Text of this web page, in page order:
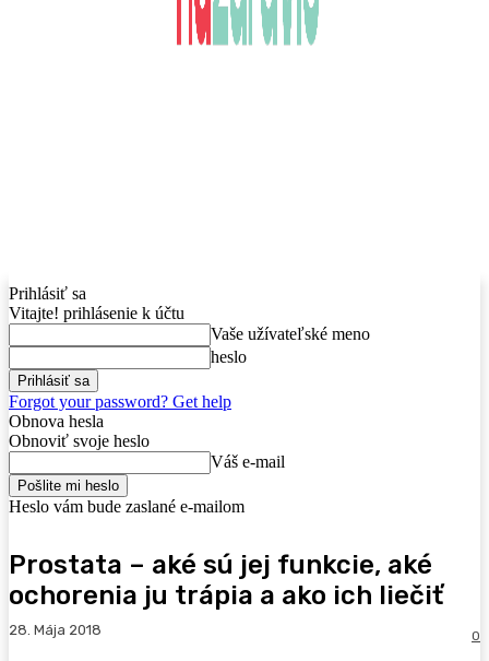
Prihlásiť sa
Vitajte! prihlásenie k účtu
Vaše užívateľské meno
heslo
Forgot your password? Get help
Obnova hesla
Obnoviť svoje heslo
Váš e-mail
Heslo vám bude zaslané e-mailom
Prostata – aké sú jej funkcie, aké
ochorenia ju trápia a ako ich liečiť
28. Mája 2018 0